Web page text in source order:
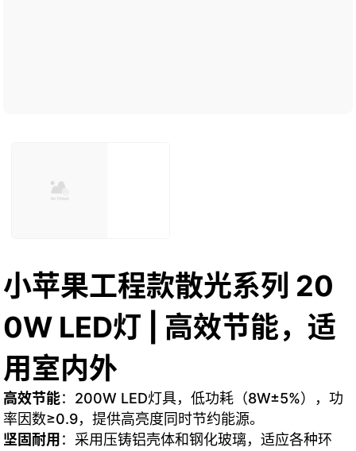
小苹果工程款散光系列 20
0W LED灯 | 高效节能，适
用室内外
高效节能：200W LED灯具，低功耗（8W±5%），功
率因数≥0.9，提供高亮度同时节约能源。
坚固耐用 ：采用压铸铝壳体和钢化玻璃，适应各种环